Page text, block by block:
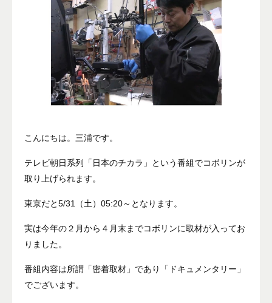
フォームからお問い合わせする
042-391-3328
営業時間
平日10：00 - 18：00
（土曜・日曜・祝日除く）
こんにちは。三浦です。
テレビ朝日系列「日本のチカラ」という番組でコボリンが
取り上げられます。
東京だと5/31（土）05:20～となります。
実は今年の２月から４月末までコボリンに取材が入ってお
りました。
番組内容は所謂「密着取材」であり「ドキュメンタリー」
でございます。